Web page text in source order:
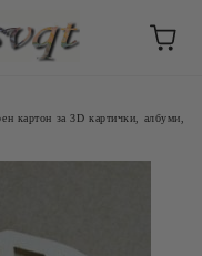
картон за 3D картички, албуми,